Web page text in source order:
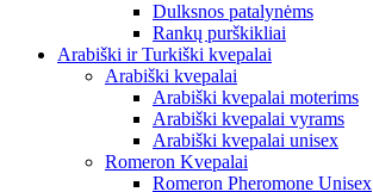
Dulksnos patalynėms
Rankų purškikliai
Arabiški ir Turkiški kvepalai
Arabiški kvepalai
Arabiški kvepalai moterims
Arabiški kvepalai vyrams
Arabiški kvepalai unisex
Romeron Kvepalai
Romeron Pheromone Unisex